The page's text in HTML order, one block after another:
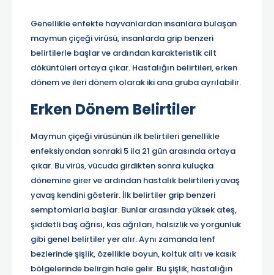
Genellikle enfekte hayvanlardan insanlara bulaşan
maymun çiçeği virüsü, insanlarda grip benzeri
belirtilerle başlar ve ardından karakteristik cilt
döküntüleri ortaya çıkar. Hastalığın belirtileri, erken
dönem ve ileri dönem olarak iki ana gruba ayrılabilir.
Erken Dönem Belirtiler
Maymun çiçeği virüsünün ilk belirtileri genellikle
enfeksiyondan sonraki 5 ila 21 gün arasında ortaya
çıkar. Bu virüs, vücuda girdikten sonra kuluçka
dönemine girer ve ardından hastalık belirtileri yavaş
yavaş kendini gösterir. İlk belirtiler grip benzeri
semptomlarla başlar. Bunlar arasında yüksek ateş,
şiddetli baş ağrısı, kas ağrıları, halsizlik ve yorgunluk
gibi genel belirtiler yer alır. Aynı zamanda lenf
bezlerinde şişlik, özellikle boyun, koltuk altı ve kasık
bölgelerinde belirgin hale gelir. Bu şişlik, hastalığın